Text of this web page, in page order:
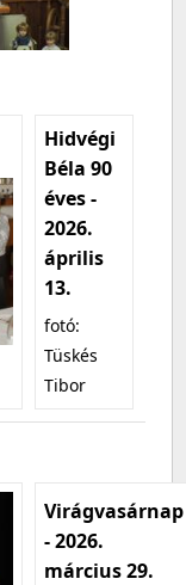
Hidvégi
Béla 90
éves -
2026.
április
13.
fotó:
Tüskés
Tibor
Virágvasárnap
- 2026.
március 29.